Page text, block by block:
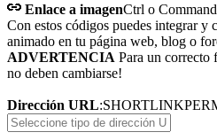
Enlace a imagenCtrl o
Con estos códigos puedes integrar y
animado en tu página web, blog o
ADVERTENCIA Para un correcto
no deben cambiarse!
Dirección URL:SHORTLINK